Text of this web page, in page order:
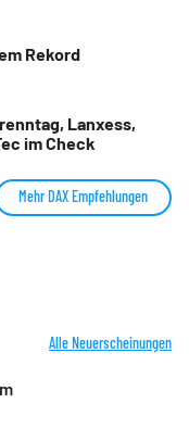
Rekord
Lanxess,
im Check
Mehr DAX Empfehlungen
Alle Neuerscheinungen